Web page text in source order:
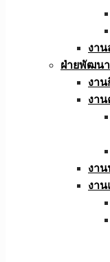
งาน
ฝ่ายพัฒน
งา
งา
งา
งา